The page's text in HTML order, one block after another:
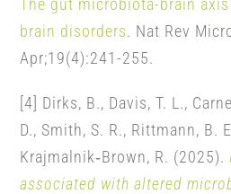
The gut microbiota-brain
brain disorders. Nat Rev
Apr;19(4):241-255.
[4] Dirks, B., Davis, T. L.,
D., Smith, S. R., Rittmann, B.
Krajmalnik‑Brown, R. (2025).
associated with altered